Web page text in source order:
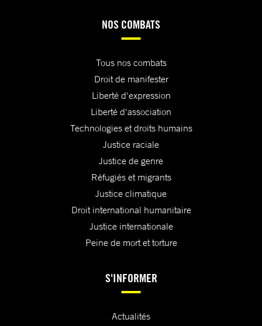
NOS COMBATS
Tous nos combats
Droit de manifester
Liberté d'expression
Liberté d'association
Technologies et droits humains
Justice raciale
Justice de genre
Réfugiés et migrants
Justice climatique
Droit international humanitaire
Justice internationale
Peine de mort et torture
S'INFORMER
Actualités